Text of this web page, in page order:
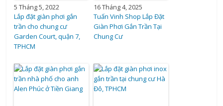
5 Tháng 5, 2022
Lắp đặt giàn phơi gắn
trần cho chung cư
Garden Court, quận 7,
TPHCM
16 Tháng 4, 2025
Tuấn Vinh Shop Lắp Đặt
Giàn Phơi Gắn Trần Tại
Chung Cư